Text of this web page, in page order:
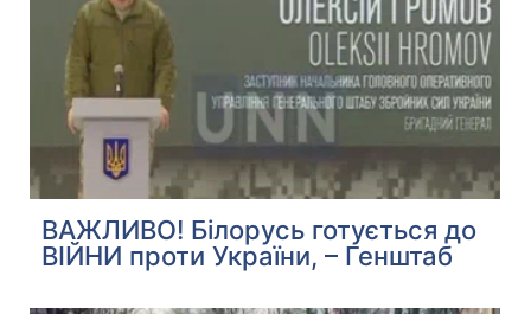
ВАЖЛИВО! Білорусь готується до
ВІЙНИ проти України, – Генштаб